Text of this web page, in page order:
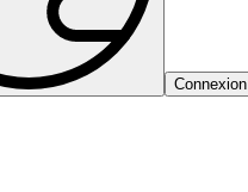
Connexion